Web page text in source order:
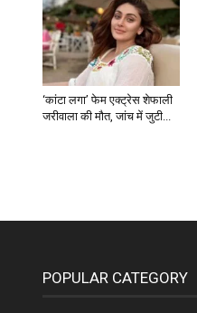
‘कांटा लगा’ फेम एक्ट्रेस शेफाली
जरीवाला की मौत, जांच में जुटी...
POPULAR CATEGORY